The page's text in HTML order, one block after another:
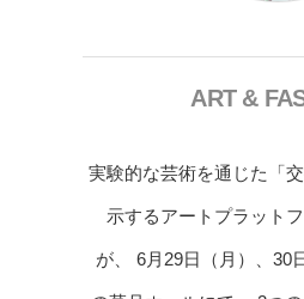
ART &
実験的な芸術を通じた「
示するアートプラット
が、 6月29日（月）、30